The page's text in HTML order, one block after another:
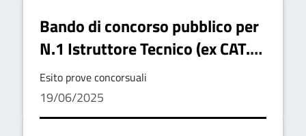
Bando di concorso pubblico per
N.1 Istruttore Tecnico (ex CAT.
C) - Esito prove concorsuali
Esito prove concorsuali
19/06/2025